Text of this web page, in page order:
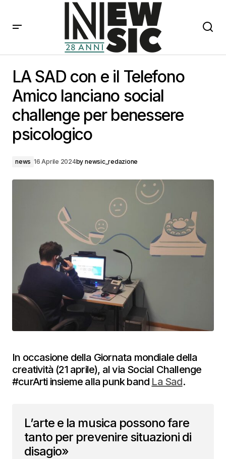
challenge per benessere psicologico
LA SAD con e il Telefono
Amico lanciano social
challenge per benessere
psicologico
news 16 Aprile 2024by newsic_redazione
In occasione della Giornata mondiale della
creatività (21 aprile), al via Social Challenge
#curArti insieme alla punk band La Sad.
L’arte e la musica possono fare
tanto per prevenire situazioni di
disagio»